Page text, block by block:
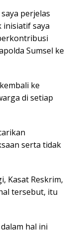
perjelas
inisiatif saya
Sumsel ke
ke
di setiap
serta tidak
Kasat Reskrim,
tersebut, itu
hal ini